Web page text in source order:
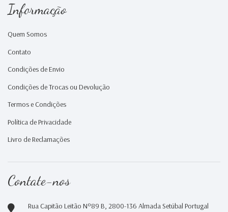
Informação
Quem Somos
Contato
Condições de Envio
Condições de Trocas ou Devolução
Termos e Condições
Política de Privacidade
Livro de Reclamações
Contate-nos
Rua Capitão Leitão Nº89 B, 2800-136 Almada Setúbal Portugal